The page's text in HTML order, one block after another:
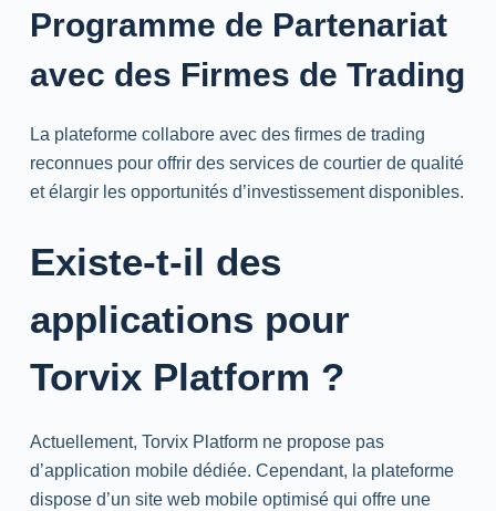
Programme de Partenariat
avec des Firmes de Trading
La plateforme collabore avec des firmes de trading
reconnues pour offrir des services de courtier de qualité
et élargir les opportunités d’investissement disponibles.
Existe-t-il des
applications pour
Torvix Platform ?
Actuellement, Torvix Platform ne propose pas
d’application mobile dédiée. Cependant, la plateforme
dispose d’un site web mobile optimisé qui offre une